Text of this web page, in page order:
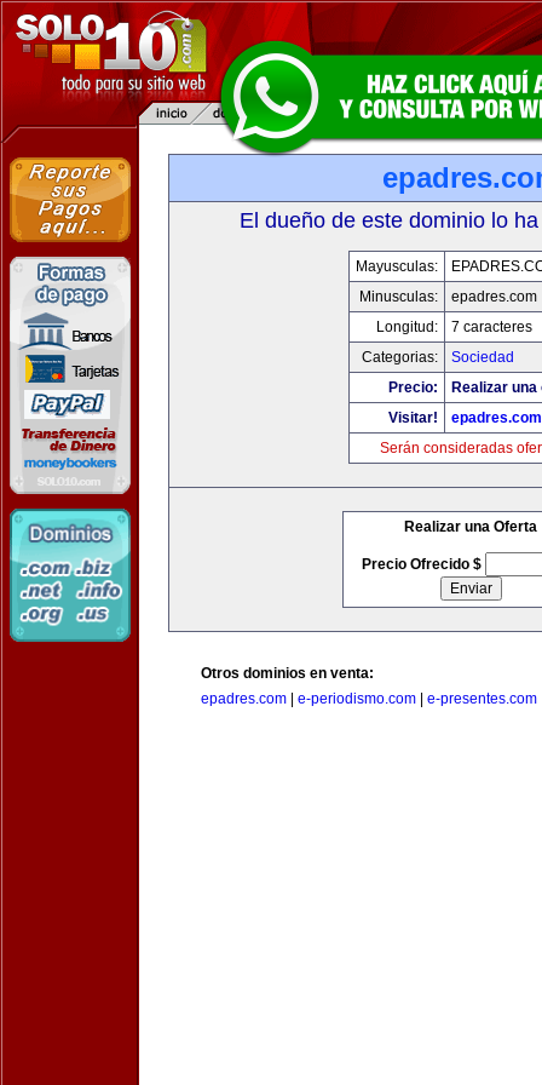
El dueño de este dominio lo
Mayusculas:
Minusculas:
epadres.com
Longitud:
7 caracteres
Categorias:
Sociedad
Precio:
Realizar
Visitar!
epadres.com
Serán consideradas
Realizar una Oferta
Precio Ofrecido $
Otros dominios en venta:
epadres.com
e-periodismo.com e-presentes.com